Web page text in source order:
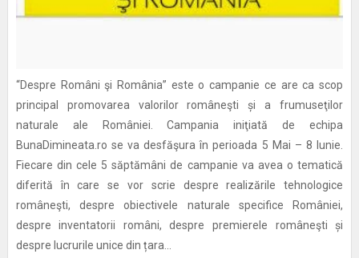
“Despre Români şi România” este o campanie ce are ca scop
principal promovarea valorilor româneşti și a frumuseţilor
naturale ale României. Campania iniţiată de echipa
BunaDimineata.ro se va desfăşura în perioada 5 Mai – 8 Iunie.
Fiecare din cele 5 săptămâni de campanie va avea o tematică
diferită în care se vor scrie despre realizările tehnologice
româneşti, despre obiectivele naturale specifice României,
despre inventatorii români, despre premierele româneşti și
despre lucrurile unice din țara...